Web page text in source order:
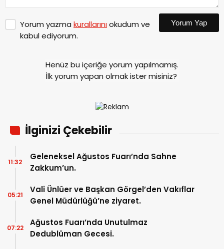
Yorum yazma kurallarınıokudum ve
kabul ediyorum.
Yorum Yap
Henüz bu içeriğe yorum yapılmamış.
İlk yorum yapan olmak ister misiniz?
İlginizi Çekebilir
Geleneksel Ağustos Fuarı’nda Sahne
Zakkum’un.
11:32
Vali Ünlüer ve Başkan Görgel’den Vakıflar
Genel Müdürlüğü’ne ziyaret.
05:21
Ağustos Fuarı’nda Unutulmaz
Dedublüman Gecesi.
07:22